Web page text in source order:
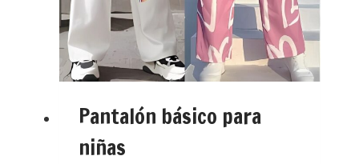
Pantalón básico para
niñas